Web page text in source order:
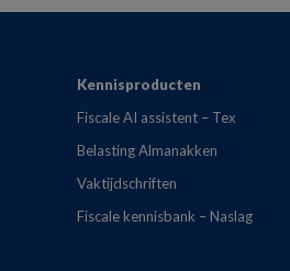
Kennisproducten
Fiscale AI assistent – Tex
Belasting Almanakken
Vaktijdschriften
Fiscale kennisbank – Naslag